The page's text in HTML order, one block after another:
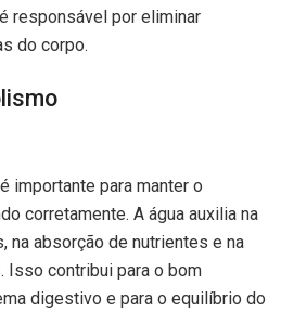
responsável por eliminar
do corpo.
importante para manter o
corretamente. A água auxilia na
na absorção de nutrientes e na
Isso contribui para o bom
digestivo e para o equilíbrio do